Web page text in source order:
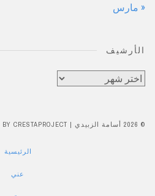
« مارس
الأرشيف
الأرشيف
© 2026 أسامة الزبيدي |
BY CRESTAPROJECT.
الرئيسية
عني